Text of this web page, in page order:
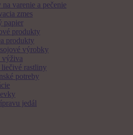
na varenie a pečenie
zmes
papier
produkty
produkty
výrobky
výživa
liečivé rastliny
potreby
jedál